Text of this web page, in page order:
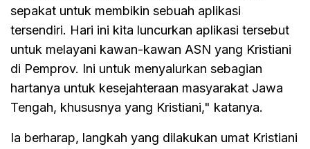
sepakat untuk membikin sebuah aplikasi
tersendiri. Hari ini kita luncurkan aplikasi tersebut
untuk melayani kawan-kawan ASN yang Kristiani
di Pemprov. Ini untuk menyalurkan sebagian
hartanya untuk kesejahteraan masyarakat Jawa
Tengah, khususnya yang Kristiani," katanya.
Ia berharap, langkah yang dilakukan umat Kristiani